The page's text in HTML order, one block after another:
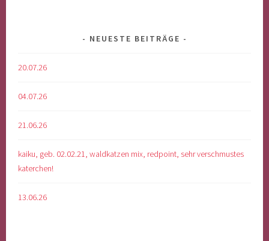
NEUESTE BEITRÄGE
20.07.26
04.07.26
21.06.26
kaiku, geb. 02.02.21, waldkatzen mix, redpoint, sehr verschmustes
katerchen!
13.06.26